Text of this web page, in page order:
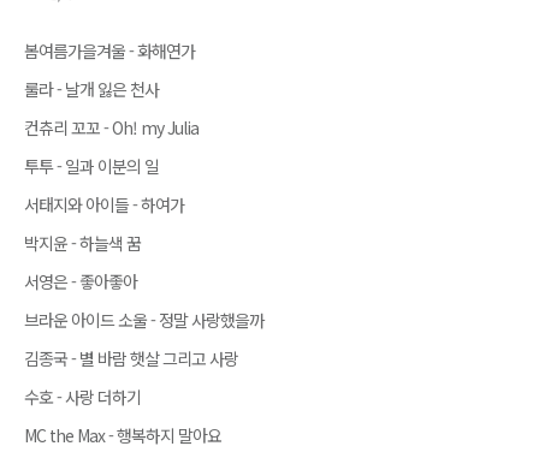
봄여름가을겨울 - 화해연가
룰라 - 날개 잃은 천사
컨츄리 꼬꼬 - Oh! my Julia
투투 - 일과 이분의 일
서태지와 아이들 - 하여가
박지윤 - 하늘색 꿈
서영은 - 좋아좋아
브라운 아이드 소울 - 정말 사랑했을까
김종국 - 별 바람 햇살 그리고 사랑
수호 - 사랑 더하기
MC the Max - 행복하지 말아요